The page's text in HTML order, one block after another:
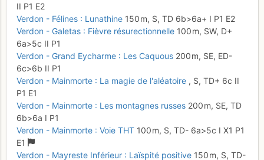
II P1 E2
Verdon - Félines : Lunathine 150 m, S, TD 6b>6a+ I P1 E2
Verdon - Galetas : Fièvre résurectionnelle 100 m, SW, D+
6a>5c II P1
Verdon - Grand Eycharme : Les Caquous 200 m, SE, ED-
6c>6b II P1
Verdon - Mainmorte : La magie de l'aléatoire , S, TD+ 6c II
P1 E1
Verdon - Mainmorte : Les montagnes russes 200 m, SE, TD
6b>6a I P1
Verdon - Mainmorte : Voie THT 100 m, S, TD- 6a>5c I X1 P1
E1
Verdon - Mayreste Inférieur : Laïspité positive 150 m, S, TD-